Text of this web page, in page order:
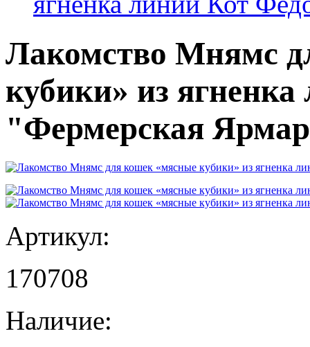
Лакомство Мнямс
кубики» из
"Фермерская
Артикул:
170708
Наличие: